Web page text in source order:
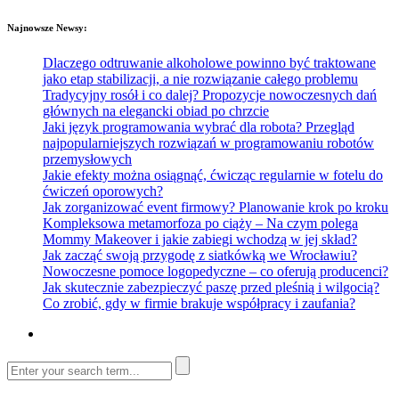
Najnowsze Newsy:
Dlaczego odtruwanie alkoholowe powinno być traktowane
jako etap stabilizacji, a nie rozwiązanie całego problemu
Tradycyjny rosół i co dalej? Propozycje nowoczesnych dań
głównych na elegancki obiad po chrzcie
Jaki język programowania wybrać dla robota? Przegląd
najpopularniejszych rozwiązań w programowaniu robotów
przemysłowych
Jakie efekty można osiągnąć, ćwicząc regularnie w fotelu do
ćwiczeń oporowych?
Jak zorganizować event firmowy? Planowanie krok po kroku
Kompleksowa metamorfoza po ciąży – Na czym polega
Mommy Makeover i jakie zabiegi wchodzą w jej skład?
Jak zacząć swoją przygodę z siatkówką we Wrocławiu?
Nowoczesne pomoce logopedyczne – co oferują producenci?
Jak skutecznie zabezpieczyć paszę przed pleśnią i wilgocią?
Co zrobić, gdy w firmie brakuje współpracy i zaufania?